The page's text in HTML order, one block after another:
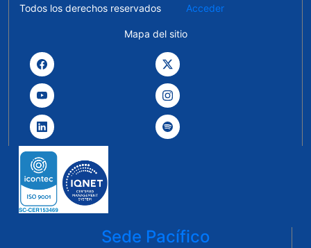
Todos los derechos reservados Acceder
Mapa del sitio
Sede Pacífico